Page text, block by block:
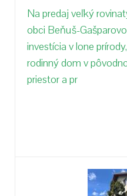
Na predaj veľký
obci Beňuš-
investícia v lone
rodinný dom v
priestor a pr